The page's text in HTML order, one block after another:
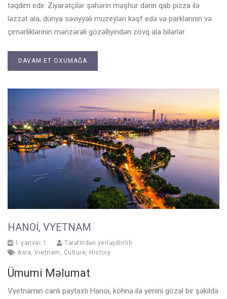
təqdim edir. Ziyarətçilər şəhərin məşhur dərin qab pizza ilə
ləzzət ala, dünya səviyyəli muzeyləri kəşf edə və parklarının və
çimərliklərinin mənzərəli gözəlliyindən zövq ala bilərlər.
DAVAM ET OXUMAĞA
HANOI, VYETNAM
1 yanvar 1
Tərəfindən yerləşdirilib
Asia, Vietnam , Culture, History
Ümumi Məlumat
Vyetnamın canlı paytaxtı Hanoi, köhnə ilə yenini gözəl bir şəkildə